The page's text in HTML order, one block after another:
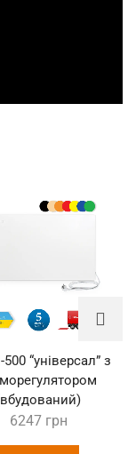
500 “універсал” з
6247 грн